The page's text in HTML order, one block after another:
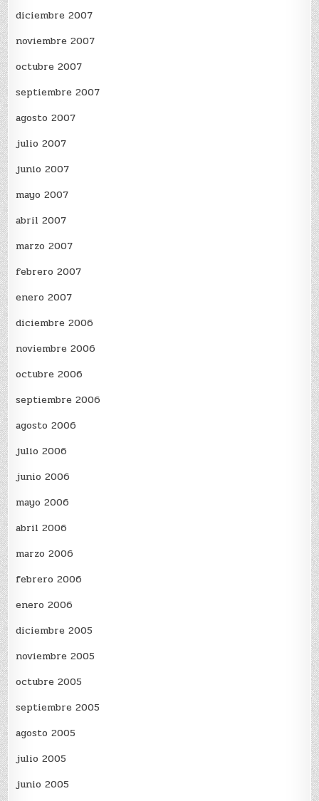
diciembre 2007
noviembre 2007
octubre 2007
septiembre 2007
agosto 2007
julio 2007
junio 2007
mayo 2007
abril 2007
marzo 2007
febrero 2007
enero 2007
diciembre 2006
noviembre 2006
octubre 2006
septiembre 2006
agosto 2006
julio 2006
junio 2006
mayo 2006
abril 2006
marzo 2006
febrero 2006
enero 2006
diciembre 2005
noviembre 2005
octubre 2005
septiembre 2005
agosto 2005
julio 2005
junio 2005